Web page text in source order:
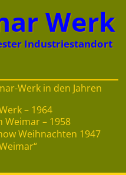
Werk
Industriestandort
Werk in den Jahren
– 1964
Weimar – 1958
Weihnachten 1947